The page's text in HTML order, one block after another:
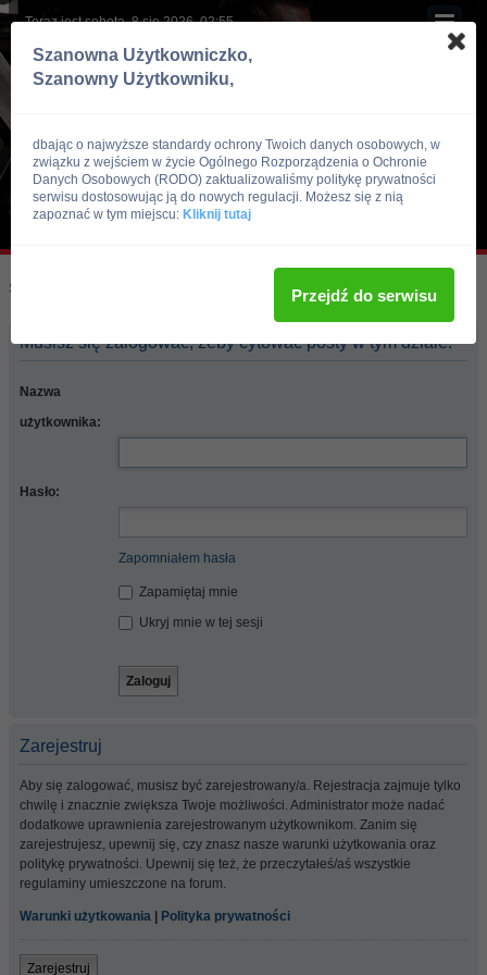
Teraz jest sobota, 8 sie 2026, 02:55
Skocz do:
Musisz się zalogować, żeby cytować posty w tym dziale.
Nazwa
użytkownika:
Hasło:
Zapomniałem hasła
Zapamiętaj mnie
Ukryj mnie w tej sesji
Zarejestruj
Aby się zalogować, musisz być zarejestrowany/a. Rejestracja zajmuje tylko
chwilę i znacznie zwiększa Twoje możliwości. Administrator może nadać
dodatkowe uprawnienia zarejestrowanym użytkownikom. Zanim się
zarejestrujesz, upewnij się, czy znasz nasze warunki użytkowania oraz
politykę prywatności. Upewnij się też, że przeczytałeś/aś wszystkie
regulaminy umieszczone na forum.
Warunki użytkowania Polityka prywatności
Zarejestruj
Szanowna Użytkowniczko,
Szanowny Użytkowniku,
dbając o najwyższe standardy ochrony Twoich danych osobowych, w
związku z wejściem w życie Ogólnego Rozporządzenia o Ochronie
Danych Osobowych (RODO) zaktualizowaliśmy politykę prywatności
serwisu dostosowując ją do nowych regulacji. Możesz się z nią
zapoznać w tym miejscu: Kliknij tutaj
Przejdź do serwisu